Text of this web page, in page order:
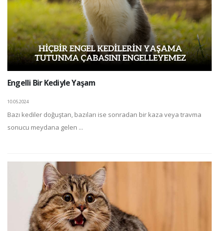
Engelli Bir Kediyle Yaşam
10.05.2024
Bazı kediler doğuştan, bazıları ise sonradan bir kaza veya travma
sonucu meydana gelen ...